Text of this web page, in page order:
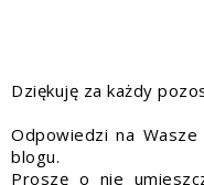
Dziękuję za każdy
Odpowiedzi na
blogu.
Proszę o nie